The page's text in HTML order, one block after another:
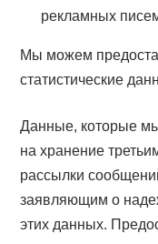
рекламных
Мы можем
статистические
Данные, которые
на хранение
рассылки
заявляющим о
этих данных.